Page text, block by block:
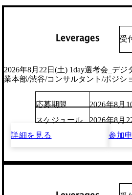
受
2026年8月22日(土) 1day選考会_デ
業本部/渋谷/コンサルタント/ポジシ
応募期限
2026年8月
スケジュール
2026年8月
詳細を見る
参加